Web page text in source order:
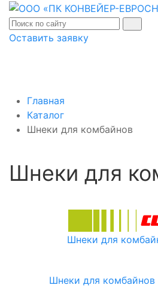
Оставить заявку
Главная
Каталог
Шнеки для комбайнов
Шнеки для
Шнеки для
Шнеки для комбайнов